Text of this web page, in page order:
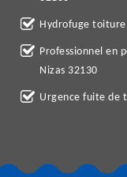
Hydrofuge toiture
Professionnel en
Nizas 32130
Urgence fuite de